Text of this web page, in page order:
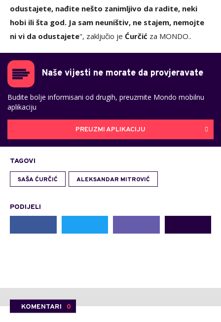
odustajete, nađite nešto zanimljivo da radite, neki
hobi ili šta god. Ja sam neuništiv, ne stajem, nemojte
ni vi da odustajete", zaključio je Ćurčić za MONDO..
Naše vijesti ne morate da provjeravate
Budite bolje informisani od drugih, preuzmite Mondo mobilnu
aplikaciju
PREUZMI APLIKACIJU
TAGOVI
SAŠA ĆURČIĆ ALEKSANDAR MITROVIĆ
PODIJELI
KOMENTARI 0